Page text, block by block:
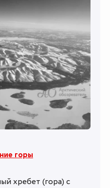
горы
хребет (гора) с